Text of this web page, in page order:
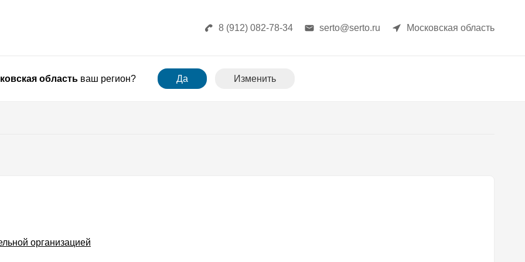
8 (912) 082-78-34 serto@serto.ru Московская область
областьваш регион? Да Изменить
организацией